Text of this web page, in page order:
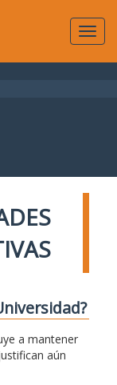
a mantener
aún